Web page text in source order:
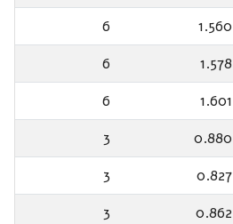
1.560
6
1.578
6
1.601
6
0.880
3
0.827
3
0.862
3